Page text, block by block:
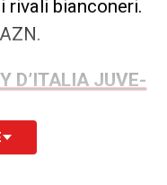
rivali bianconeri.
D’ITALIA JUVE-